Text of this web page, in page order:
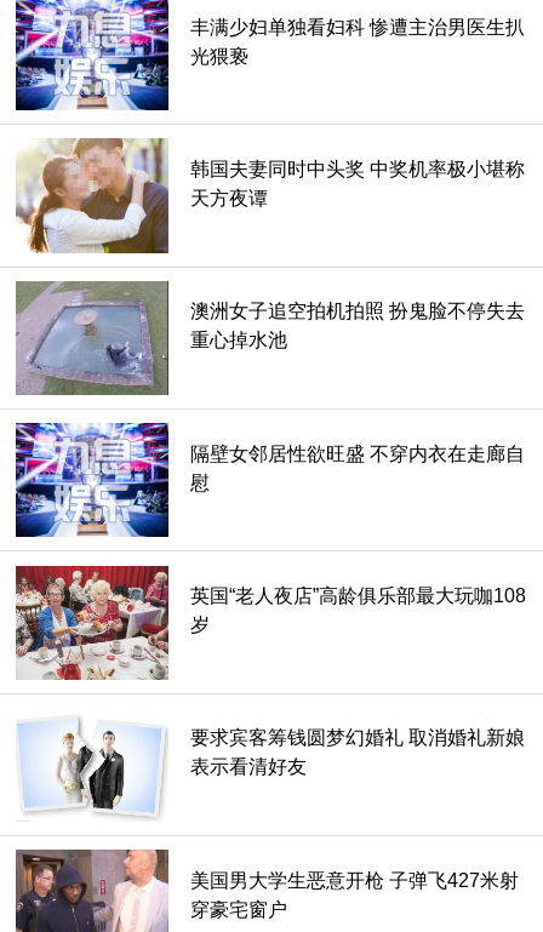
话说回来，做了犯法的事情再帅也一样都是被警察北北带走的
下场，只是枉费爸妈给了你优秀的外貌罢了。
丰满少妇单独看妇科 惨遭主治男医生扒
光猥亵
韩国夫妻同时中头奖 中奖机率极小堪称
天方夜谭
澳洲女子追空拍机拍照 扮鬼脸不停失去
重心掉水池
隔壁女邻居性欲旺盛 不穿内衣在走廊自
慰
英国“老人夜店”高龄俱乐部最大玩咖108
岁
要求宾客筹钱圆梦幻婚礼 取消婚礼新娘
表示看清好友
美国男大学生恶意开枪 子弹飞427米射
穿豪宅窗户